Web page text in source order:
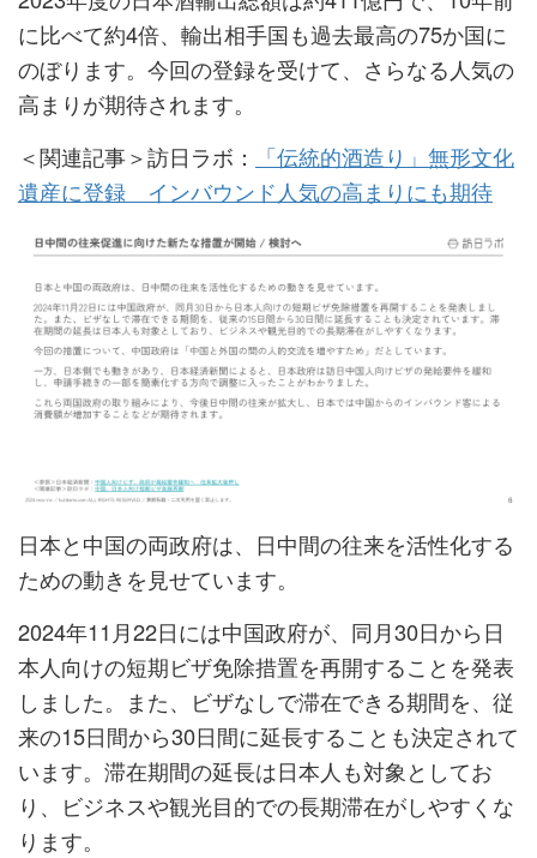
に比べて約4倍、輸出相手国も過去最高の75か国に
のぼります。今回の登録を受けて、さらなる人気の
高まりが期待されます。
＜関連記事＞訪日ラボ：
「伝統的酒造り」無形文化
遺産に登録 インバウンド人気の高まりにも期待
日本と中国の両政府は、日中間の往来を活性化する
ための動きを見せています。
2024年11月22日には中国政府が、同月30日から日
本人向けの短期ビザ免除措置を再開することを発表
しました。また、ビザなしで滞在できる期間を、従
来の15日間から30日間に延長することも決定されて
います。滞在期間の延長は日本人も対象としてお
り、ビジネスや観光目的での長期滞在がしやすくな
ります。